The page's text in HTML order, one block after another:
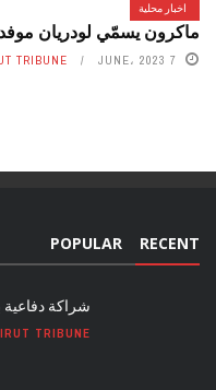
اخبار محلية
ماكرون يسمّي لودريان
7 JUNE، 2023 TRIBUNE
RECENT
POPULAR
شراكة دفاعية
TRIBUNE